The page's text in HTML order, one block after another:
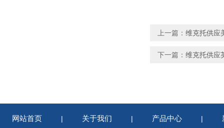
上一篇： 维克托供应
下一篇： 维克托供应
网站首页 | 关于我们 | 产品中心 |